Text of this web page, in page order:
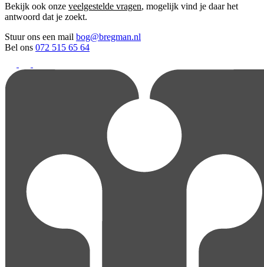
Bekijk ook onze veelgestelde vragen, mogelijk vind je daar het
antwoord dat je zoekt.
Stuur ons een mail bog@bregman.nl
Bel ons 072 515 65 64